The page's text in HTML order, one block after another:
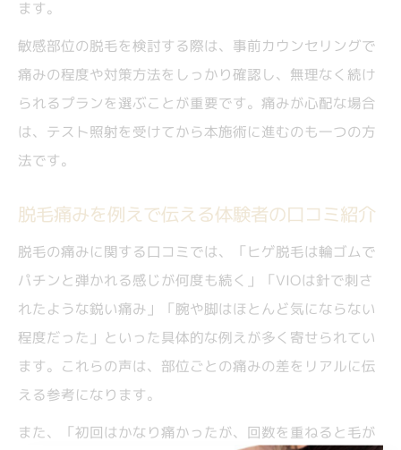
ます。
敏感部位の脱毛を検討する際は、事前カウンセリングで
痛みの程度や対策方法をしっかり確認し、無理なく続け
られるプランを選ぶことが重要です。痛みが心配な場合
は、テスト照射を受けてから本施術に進むのも一つの方
法です。
脱毛痛みを例えで伝える体験者の口コミ紹介
脱毛の痛みに関する口コミでは、「ヒゲ脱毛は輪ゴムで
パチンと弾かれる感じが何度も続く」「VIOは針で刺さ
れたような鋭い痛み」「腕や脚はほとんど気にならない
程度だった」といった具体的な例えが多く寄せられてい
ます。これらの声は、部位ごとの痛みの差をリアルに伝
える参考になります。
また、「初回はかなり痛かったが、回数を重ねると毛が